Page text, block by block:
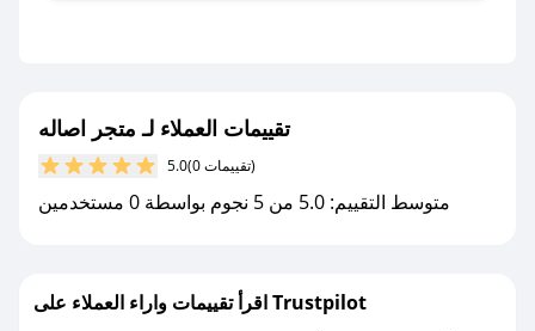
جديد.
مع صحصح، تسوق بذكاء ووفّر على كل مشترياتك مع
كوبونات خصم حصرية من متجر اصاله!
تقييمات العملاء لـ متجر اصاله
5.0 (0 تقييمات)
متوسط التقييم: 5.0 من 5 نجوم بواسطة 0 مستخدمين
اقرأ تقييمات واراء العملاء على Trustpilot